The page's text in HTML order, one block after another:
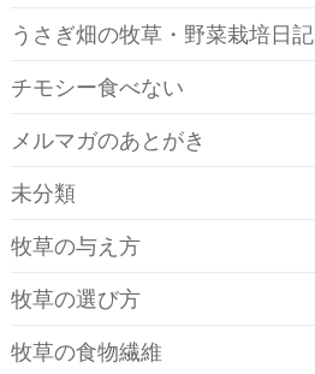
うさぎ畑の牧草・野菜栽培日記
チモシー食べない
メルマガのあとがき
未分類
牧草の与え方
牧草の選び方
牧草の食物繊維